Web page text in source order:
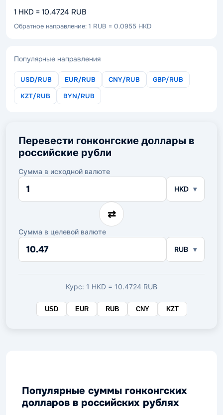
1 HKD = 10.4724 RUB
Обратное направление: 1 RUB = 0.0955 HKD
Популярные направления
USD/RUB EUR/RUB CNY/RUB
GBP/RUB
KZT/RUB
BYN/RUB
Перевести гонконгские доллары в
российские рубли
Сумма в исходной валюте
Сумма
исходной
HKD
⇄
Сумма в целевой валюте
Сумма
целевой
валюте
RUB
Курс: 1 HKD = 10.4724 RUB
USD EUR RUB CNY KZT
Популярные суммы гонконгских
долларов в российских рублях